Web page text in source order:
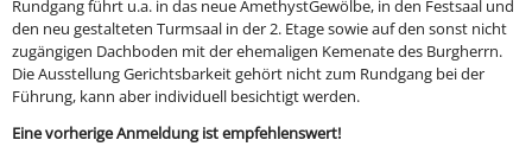
Rundgang führt u.a. in das neue AmethystGewölbe, in den Festsaal und
den neu gestalteten Turmsaal in der 2. Etage sowie auf den sonst nicht
zugängigen Dachboden mit der ehemaligen Kemenate des Burgherrn.
Die Ausstellung Gerichtsbarkeit gehört nicht zum Rundgang bei der
Führung, kann aber individuell besichtigt werden.
Eine vorherige Anmeldung ist empfehlenswert!